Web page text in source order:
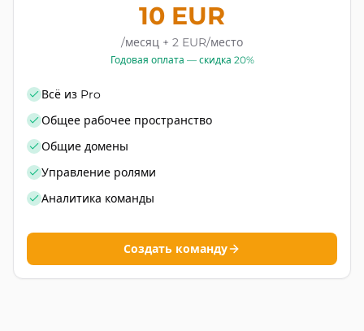
10 EUR
/месяц + 2 EUR/место
Годовая оплата — скидка 20%
Всё из Pro
Общее рабочее пространство
Общие домены
Управление ролями
Аналитика команды
Создать команду